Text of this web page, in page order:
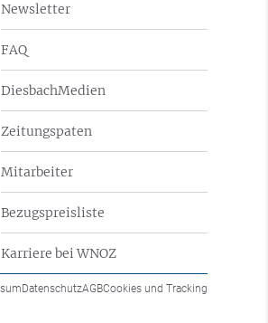
Newsletter
FAQ
DiesbachMedien
Zeitungspaten
Mitarbeiter
Bezugspreisliste
Karriere bei WNOZ
DatenschutzAGBCookies und Tracking